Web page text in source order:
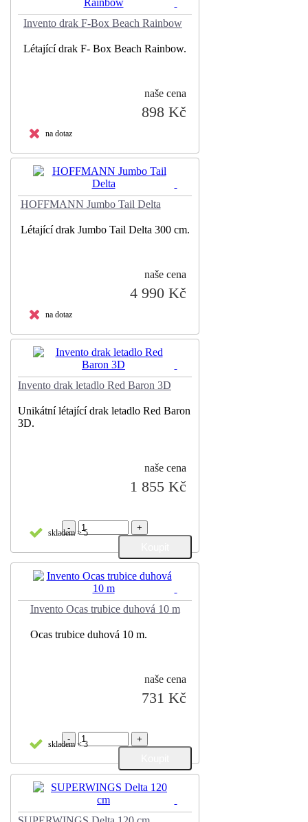
Invento drak F-Box Beach Rainbow
Létající drak F- Box Beach Rainbow.
naše cena
898 Kč
na dotaz
HOFFMANN Jumbo Tail Delta
Létající drak Jumbo Tail Delta 300 cm.
naše cena
4 990 Kč
na dotaz
Invento drak letadlo Red Baron 3D
Unikátní létající drak letadlo Red Baron
3D.
naše cena
1 855 Kč
skladem > 5
- +
Invento Ocas trubice duhová 10 m
Ocas trubice duhová 10 m.
naše cena
731 Kč
skladem < 3
- +